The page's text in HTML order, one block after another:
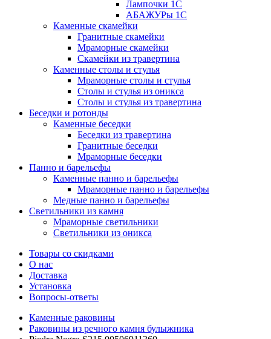
Лампочки 1С
АБАЖУРы 1С
Каменные скамейки
Гранитные скамейки
Мраморные скамейки
Скамейки из травертина
Каменные столы и стулья
Мраморные столы и стулья
Столы и стулья из оникса
Столы и стулья из травертина
Беседки и ротонды
Каменные беседки
Беседки из травертина
Гранитные беседки
Мраморные беседки
Панно и барельефы
Каменные панно и барельефы
Мраморные панно и барельефы
Медные панно и барельефы
Светильники из камня
Мраморные светильники
Светильники из оникса
Товары со скидками
О нас
Доставка
Установка
Вопросы-ответы
Каменные раковины
Раковины из речного камня булыжника